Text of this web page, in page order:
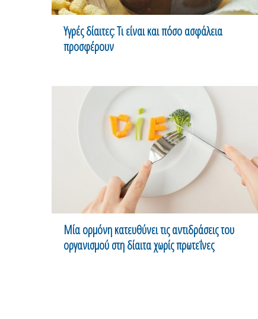
Υγρές δίαιτες: Τι είναι και πόσο ασφάλεια
προσφέρουν
Μία ορμόνη κατευθύνει τις αντιδράσεις του
οργανισμού στη δίαιτα χωρίς πρωτεΐνες